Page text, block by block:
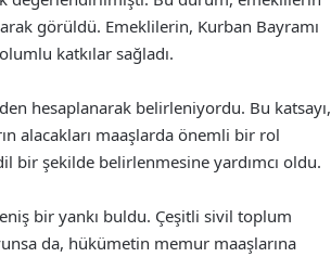
görüldü. Emeklilerin, Kurban Bayramı
katkılar sağladı.
hesaplanarak belirleniyordu. Bu katsayı,
alacakları maaşlarda önemli bir rol
bir şekilde belirlenmesine yardımcı oldu.
bir yankı buldu. Çeşitli sivil toplum
da, hükümetin memur maaşlarına